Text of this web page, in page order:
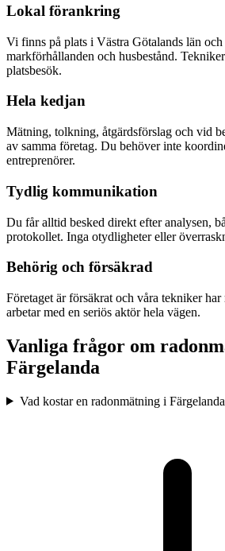
Lokal förankring
Vi finns på plats i Västra Götalands län
markförhållanden och husbestånd.
platsbesök.
Hela kedjan
Mätning, tolkning, åtgärdsförslag och vid
av samma företag. Du behöver inte
entreprenörer.
Tydlig kommunikation
Du får alltid besked direkt efter analysen,
protokollet. Inga otydligheter eller
Behörig och försäkrad
Företaget är försäkrat och våra tekniker
arbetar med en seriös aktör hela vägen.
Vanliga frågor om
Färgelanda
Vad kostar en radonmätning i